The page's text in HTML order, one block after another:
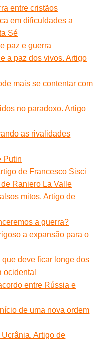
entre cristãos
em dificuldades a
Sé
paz e guerra
a paz dos vivos. Artigo
mais se contentar com
no paradoxo. Artigo
as rivalidades
Putin
de Francesco Sisci
Raniero La Valle
mitos. Artigo de
a guerra?
a expansão para o
deve ficar longe dos
ocidental
entre Rússia e
de uma nova ordem
Artigo de